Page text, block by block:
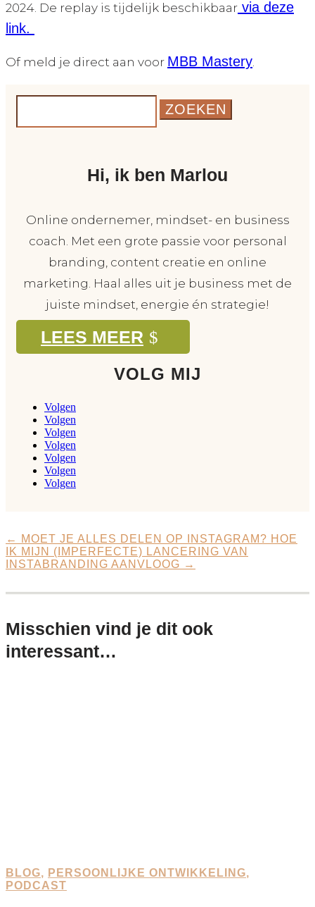
2024. De replay is tijdelijk beschikbaar via deze
link.
Of meld je direct aan voor MBB Mastery
Zoek
Hi, ik ben Marlou
Online ondernemer, mindset- en business
coach. Met een grote passie voor personal
branding, content creatie en online
marketing. Haal alles uit je business met de
juiste mindset, energie én strategie!
LEES MEER
VOLG MIJ
Volgen
Volgen
Volgen
Volgen
Volgen
Volgen
Volgen
← MOET JE ALLES DELEN OP INSTAGRAM? HOE
IK MIJN (IMPERFECTE) LANCERING VAN
INSTABRANDING AANVLOOG →
Misschien vind je dit ook
interessant…
BLOG, PERSOONLIJKE ONTWIKKELING,
PODCAST